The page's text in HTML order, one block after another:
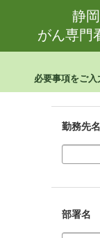
静
がん専門
必要事項をご入
勤務先名
部署名